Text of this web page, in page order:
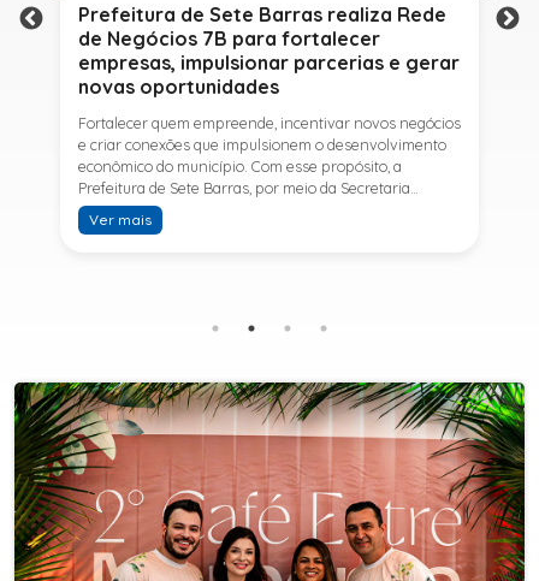
Prefeitura de Sete Barras realiza Rede
de Negócios 7B para fortalecer
empresas, impulsionar parcerias e gerar
novas oportunidades
Fortalecer quem empreende, incentivar novos negócios
e criar conexões que impulsionem o desenvolvimento
econômico do município. Com esse propósito, a
Prefeitura de Sete Barras, por meio da Secretaria
Municipal de Turismo e Desenvolvimento Econômico,
promove na próxima terça-feira (11) a Rede de Negócios
telecomunicações e fundador da empresa Seu
Consultor, que compartilhará estratégias para
aumentar resultados, fortalecer relacionamentos
comerciais e ampliar as oportunidades de
negócios.Para a Secretária Municipal de Turismo e
Desenvolvimento Econômico, Edna Carvalho, a Rede de
Negócios 7B representa mais uma iniciativa da gestão
do Prefeito Ítalo Costa para fortalecer o
empreendedorismo e incentivar o crescimento das
Ver mais